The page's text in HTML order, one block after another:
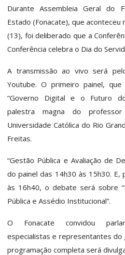
Durante Assembleia Geral do
Estado (Fonacate), que
(13), foi deliberado que a
Conferência celebra o Dia do
A transmissão ao vivo será
Youtube. O primeiro painel,
“Governo Digital e o Futuro
palestra magna do professor
Universidade Católica do Rio
Freitas.
“Gestão Pública e Avaliação de
do painel das 14h30 às 15h30. E,
às 16h40, o debate será sobre
Pública e Assédio Institucional”.
O Fonacate convidou
especialistas e representantes do
programação completa será